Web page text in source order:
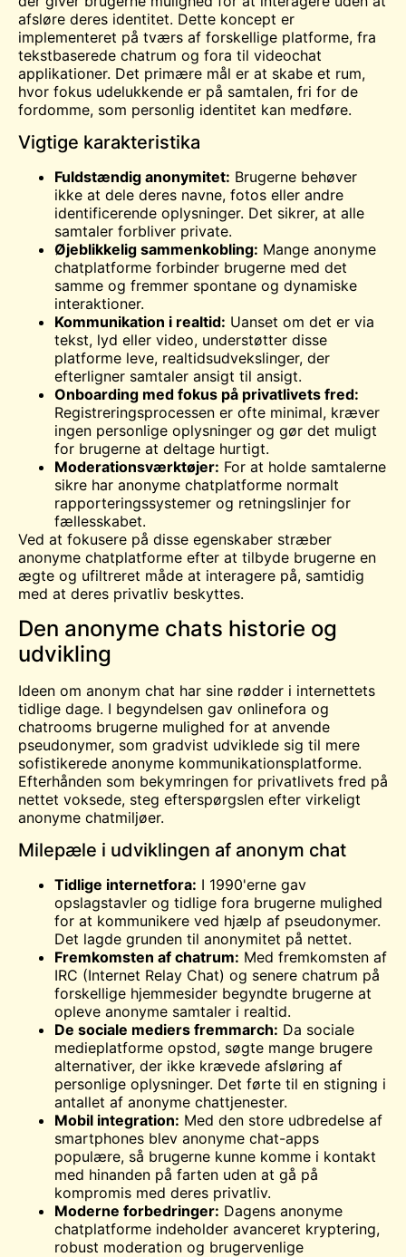
afsløre deres identitet. Dette koncept er
implementeret på tværs af forskellige platforme, fra
tekstbaserede chatrum og fora til videochat
applikationer. Det primære mål er at skabe et rum,
hvor fokus udelukkende er på samtalen, fri for de
fordomme, som personlig identitet kan medføre.
Vigtige karakteristika
Fuldstændig anonymitet: Brugerne behøver
ikke at dele deres navne, fotos eller andre
identificerende oplysninger. Det sikrer, at alle
samtaler forbliver private.
Øjeblikkelig sammenkobling: Mange anonyme
chatplatforme forbinder brugerne med det
samme og fremmer spontane og dynamiske
interaktioner.
Kommunikation i realtid: Uanset om det er via
tekst, lyd eller video, understøtter disse
platforme leve, realtidsudvekslinger, der
efterligner samtaler ansigt til ansigt.
Onboarding med fokus på privatlivets fred:
Registreringsprocessen er ofte minimal, kræver
ingen personlige oplysninger og gør det muligt
for brugerne at deltage hurtigt.
Moderationsværktøjer: For at holde samtalerne
sikre har anonyme chatplatforme normalt
rapporteringssystemer og retningslinjer for
fællesskabet.
Ved at fokusere på disse egenskaber stræber
anonyme chatplatforme efter at tilbyde brugerne en
ægte og ufiltreret måde at interagere på, samtidig
med at deres privatliv beskyttes.
Den anonyme chats historie og
udvikling
Ideen om anonym chat har sine rødder i internettets
tidlige dage. I begyndelsen gav onlinefora og
chatrooms brugerne mulighed for at anvende
pseudonymer, som gradvist udviklede sig til mere
sofistikerede anonyme kommunikationsplatforme.
Efterhånden som bekymringen for privatlivets fred på
nettet voksede, steg efterspørgslen efter virkeligt
anonyme chatmiljøer.
Milepæle i udviklingen af anonym chat
Tidlige internetfora: I 1990'erne gav
opslagstavler og tidlige fora brugerne mulighed
for at kommunikere ved hjælp af pseudonymer.
Det lagde grunden til anonymitet på nettet.
Fremkomsten af chatrum: Med fremkomsten af
IRC (Internet Relay Chat) og senere chatrum på
forskellige hjemmesider begyndte brugerne at
opleve anonyme samtaler i realtid.
De sociale mediers fremmarch: Da sociale
medieplatforme opstod, søgte mange brugere
alternativer, der ikke krævede afsløring af
personlige oplysninger. Det førte til en stigning i
antallet af anonyme chattjenester.
Mobil integration: Med den store udbredelse af
smartphones blev anonyme chat-apps
populære, så brugerne kunne komme i kontakt
med hinanden på farten uden at gå på
kompromis med deres privatliv.
Moderne forbedringer: Dagens anonyme
chatplatforme indeholder avanceret kryptering,
robust moderation og brugervenlige